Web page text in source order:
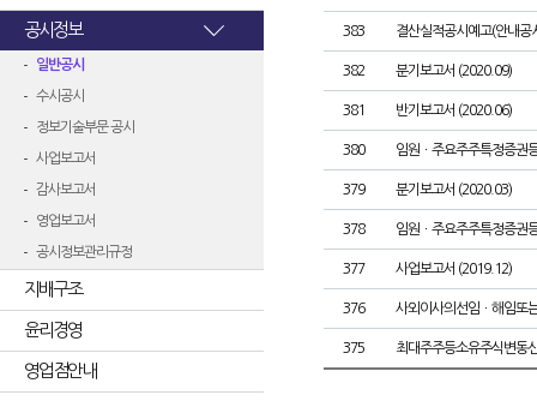
공시정보
일반공시
수시공시
정보기술부문 공시
사업보고서
감사보고서
영업보고서
공시정보관리규정
지배구조
윤리경영
영업점안내
383 결산실적공시예고(안내공
382 분기보고서 (2020.09)
381 반기보고서 (2020.06)
380 임원ㆍ주요주주특정증권
379 분기보고서 (2020.03)
378 임원ㆍ주요주주특정증권
377 사업보고서 (2019.12)
376 사외이사의선임ㆍ해임또
375 최대주주등소유주식변동